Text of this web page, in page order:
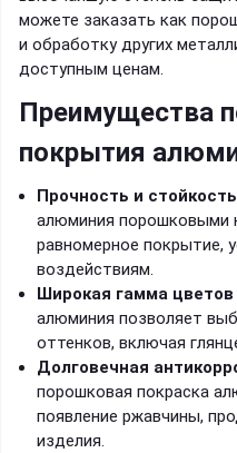
можете заказать как
и обработку других
доступным ценам.
Преимущества
покрытия
Прочность и
алюминия порошковыми
равномерное покрытие,
воздействиям.
Широкая гамма цветов
алюминия позволяет
оттенков, включая
Долговечная
порошковая покраска
появление ржавчины,
изделия.